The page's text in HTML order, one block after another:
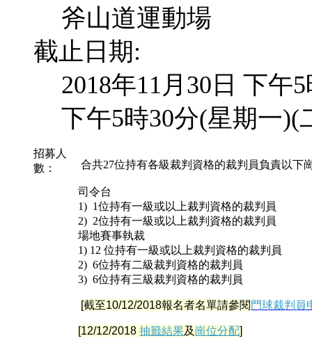
斧山道運動場
截止日期:
2018年11月30日 下午
下午5時30分(星期一)(
招募人
數：
合共27位持有各級裁判資格的裁判員負責以下
司令台
1) 1位持有一級或以上裁判資格的裁判員
2) 2位持有一級或以上裁判資格的裁判員
場地賽事執裁
1) 12 位持有一級或以上裁判資格的裁判員
2) 6位持有二級裁判資格的裁判員
3) 6位持有三級裁判資格的裁判員
[截至10/12/2018報名者名單請參閱 門球裁判員
[12/12/2018抽籤結果及崗位分配]